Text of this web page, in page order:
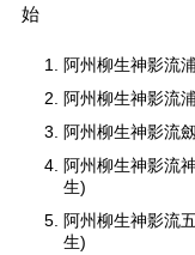
始
阿州柳生神影流
阿州柳生神影流
阿州柳生神影流
阿州柳生神影流
生)
阿州柳生神影流
生)